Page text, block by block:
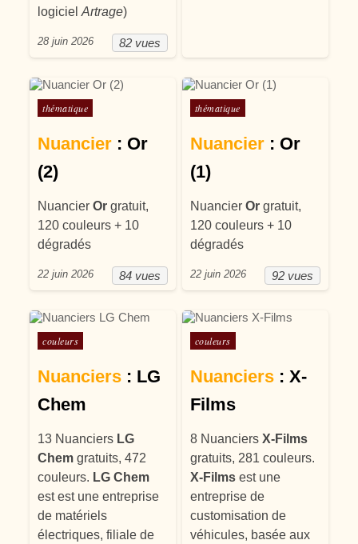
logicielArtrage)
82 vues
28 juin 2026
Posté dans
thématique
Nuancier : Or
(2)
NuancierOr gratuit,
120 couleurs + 10
dégradés
84 vues
22 juin 2026
Posté dans
thématique
Nuancier: Or
(1)
Nuancier Orgratuit,
120 couleurs + 10
dégradés
92 vues
22 juin 2026
Posté dans
couleurs
Nuanciers : LG
Chem
13 Nuanciers LG
Chem gratuits, 472
couleurs. LG Chem
est est une entreprise
de matériels
électriques, filiale de
Posté dans
couleurs
Nuanciers: X-
Films
8 Nuanciers X-Films
gratuits, 281 couleurs.
X-Filmsest une
entreprise de
customisation de
véhicules, basée aux